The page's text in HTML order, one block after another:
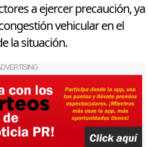
a ejercer precaución, ya
vehicular en el
la situación.